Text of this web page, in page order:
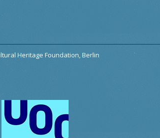
Heritage Foundation, Berlin